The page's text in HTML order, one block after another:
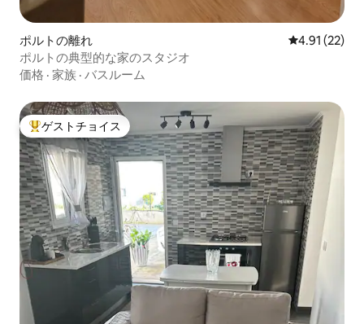
ポルトの離れ レビュー22
4.91 (22)
ポルトの典型的な家のスタジオ
価格 · 家族 · バスルーム
大好評のゲストチョイスです。
ゲストチョイス